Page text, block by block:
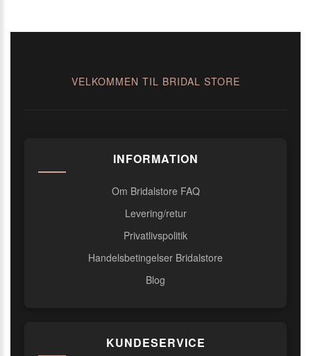
VELKOMMEN TIL BRIDAL STORE
INFORMATION
Om Bridalstore FAQ
Levering/retur
Privatlivspolitik
Handelsbetingelser Bridalstore
Blog
KUNDESERVICE